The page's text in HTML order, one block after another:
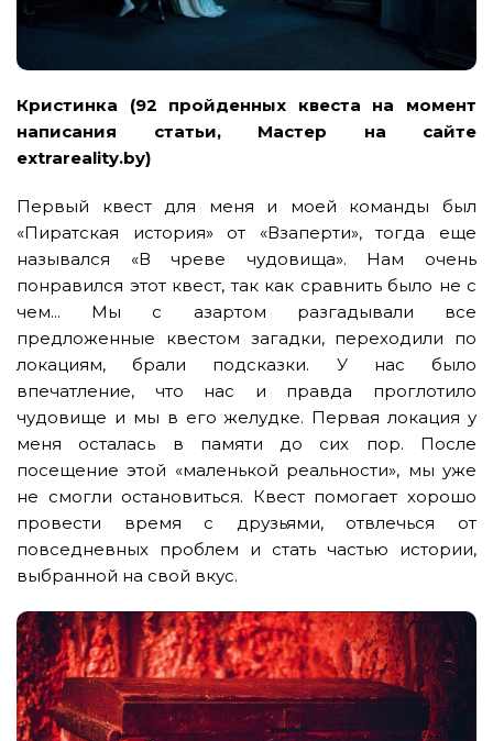
Кристинка (92 пройденных квеста на момент
написания статьи, Мастер на сайте
extrareality.by)
Первый квест для меня и моей команды был
«Пиратская история» от «Взаперти», тогда еще
назывался «В чреве чудовища». Нам очень
понравился этот квест, так как сравнить было не с
чем... Мы с азартом разгадывали все
предложенные квестом загадки, переходили по
локациям, брали подсказки. У нас было
впечатление, что нас и правда проглотило
чудовище и мы в его желудке. Первая локация у
меня осталась в памяти до сих пор. После
посещение этой «маленькой реальности», мы уже
не смогли остановиться. Квест помогает хорошо
провести время с друзьями, отвлечься от
повседневных проблем и стать частью истории,
выбранной на свой вкус.